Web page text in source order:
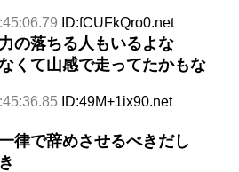
ID:fCUFkQro0.net
の落ちる人もいるよな
くて山感で走ってたかもな
ID:49M+1ix90.net
律で辞めさせるべきだし